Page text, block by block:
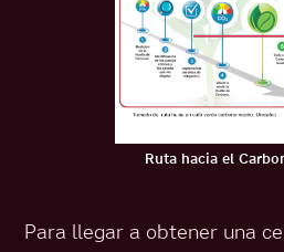
Ruta hacia el
Para llegar a obtener una